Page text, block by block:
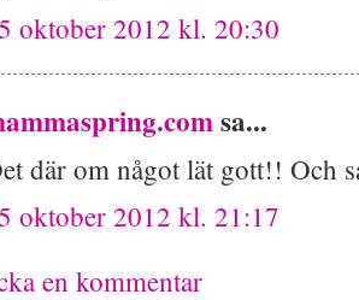
oktober 2012 kl. 20:30
sa...
där om något lät gott!! Och
oktober 2012 kl. 21:17
en kommentar